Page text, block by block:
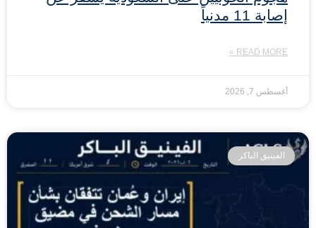
إصابة 11 مدنياً
READ MORE »
أغسطس 7, 2026
الفينيق الباكر